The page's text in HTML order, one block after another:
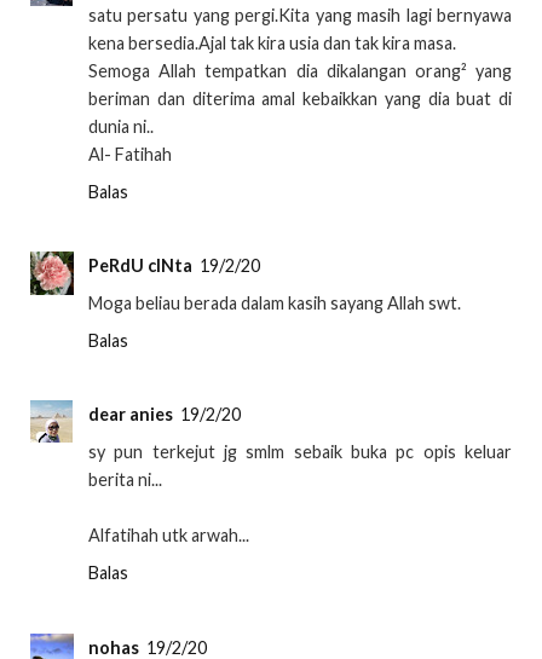
satu persatu yang pergi.Kita yang masih lagi bernyawa
kena bersedia.Ajal tak kira usia dan tak kira masa.
Semoga Allah tempatkan dia dikalangan orang² yang
beriman dan diterima amal kebaikkan yang dia buat di
dunia ni..
Al- Fatihah
Balas
PeRdU cINta 19/2/20
Moga beliau berada dalam kasih sayang Allah swt.
Balas
dear anies 19/2/20
sy pun terkejut jg smlm sebaik buka pc opis keluar
berita ni...
Alfatihah utk arwah...
Balas
nohas 19/2/20